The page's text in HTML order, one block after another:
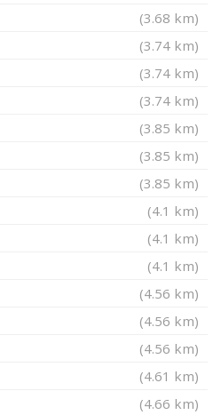
(3.68 km)
(3.74 km)
(3.74 km)
(3.74 km)
(3.85 km)
(3.85 km)
(3.85 km)
(4.1 km)
(4.1 km)
(4.1 km)
(4.56 km)
(4.56 km)
(4.56 km)
(4.61 km)
(4.66 km)